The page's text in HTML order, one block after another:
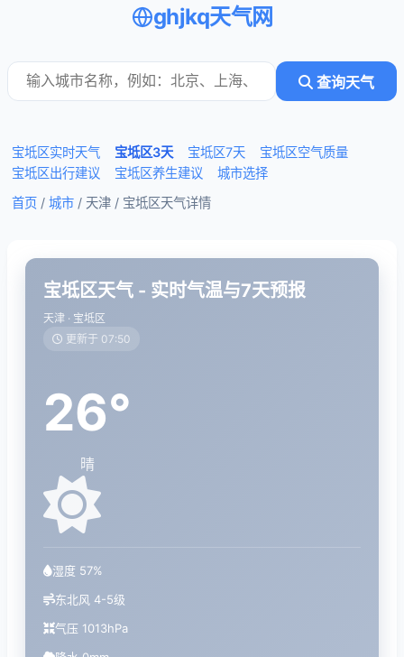
ghjkq天气网
查询天气
宝坻区实时天气 宝坻区3天 宝坻区7天
宝坻区空气质量
宝坻区出行建议
宝坻区养生建议
城市选择
首页 / 城市 / 天津 / 宝坻区天气详情
宝坻区天气 - 实时气温与7天预报
天津 · 宝坻区
更新于 07:50
26°
晴
湿度 57%
东北风 4-5级
气压 1013hPa